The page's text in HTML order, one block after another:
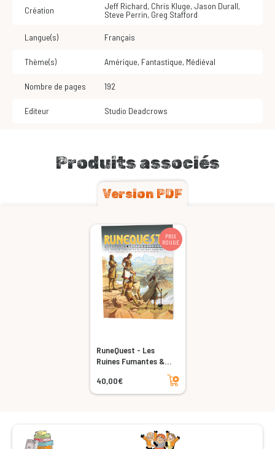
Création
Jeff Richard, Chris Kluge, Jason Durall,
Steve Perrin, Greg Stafford
Langue(s) Français
Thème(s) Amérique, Fantastique, Médiéval
Nombre de pages 192
Editeur Studio Deadcrows
Produits associés
Version PDF
PRIX
ROUGE
RuneQuest - Les
Ruines Fumantes &
40,00€
Ajouter au panier